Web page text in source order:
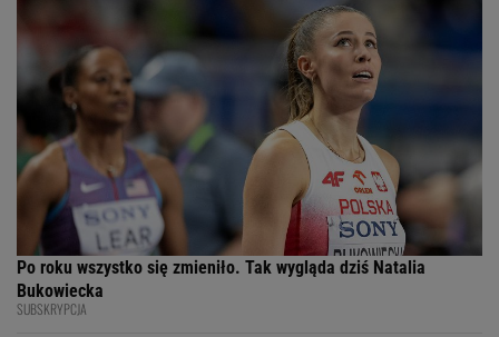
Po roku wszystko się zmieniło. Tak wygląda dziś Natalia
Bukowiecka
SUBSKRYPCJA